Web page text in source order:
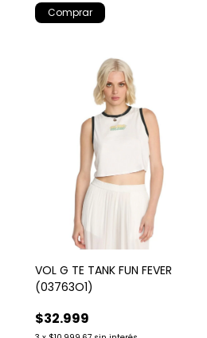
Comprar
VOL G TE TANK FUN FEVER
(03763O1)
$32.999